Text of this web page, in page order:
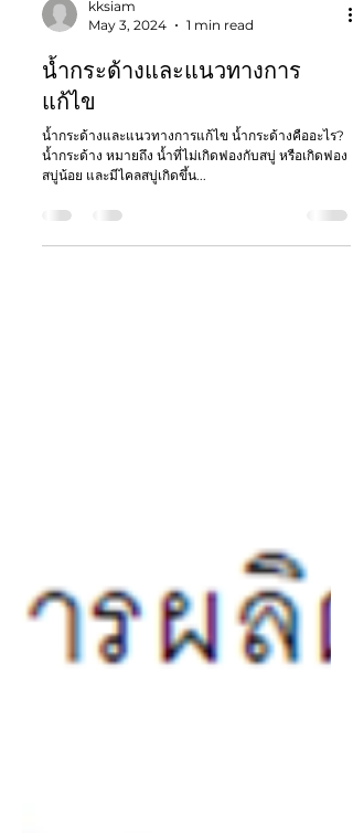
kksiam
May 3, 2024
น้ำกระด้างและแนวทางการ
แก้ไข
น้ำกระด้างและแนวทางการแก้ไข น้ำกระด้างคืออะไร?
น้ำกระด้าง หมายถึง น้ำที่ไม่เกิดฟองกับสบู่ หรือเกิดฟอง